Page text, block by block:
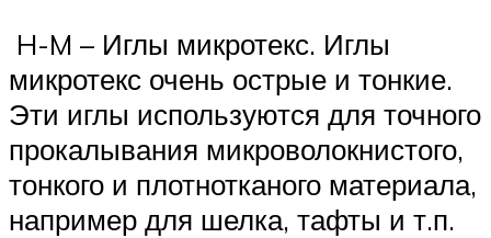
H-M – Иглы микротекс. Иглы
микротекс очень острые и тонкие.
Эти иглы используются для точного
прокалывания микроволокнистого,
тонкого и плотнотканого материала,
например для шелка, тафты и т.п.